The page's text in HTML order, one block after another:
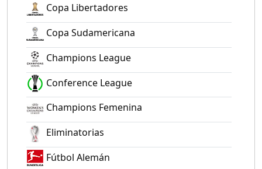
Copa Libertadores
Copa Sudamericana
Champions League
Conference League
Champions Femenina
Eliminatorias
Fútbol Alemán